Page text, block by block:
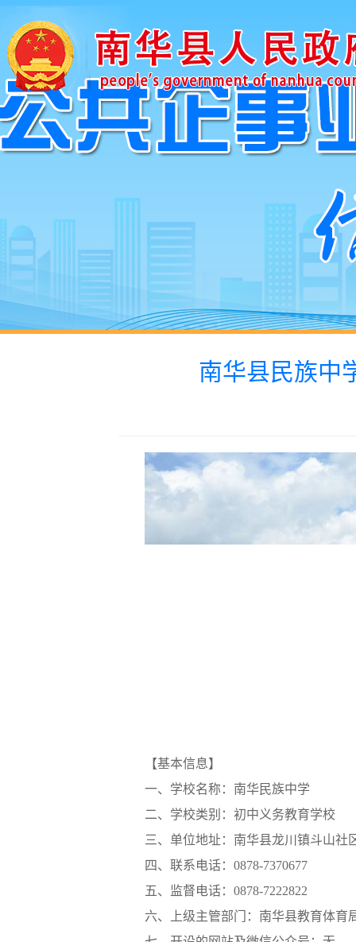
南华县民族中
【基本信息】
一、学校名称：南华民族中学
二、学校类别：初中义务教育学校
三、单位地址：南华县龙川镇斗山社
四、联系电话：0878-7370677
五、监督电话：0878-7222822
六、上级主管部门：南华县教育体育